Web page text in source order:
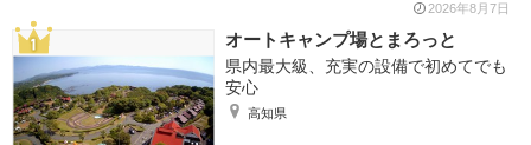
2026年8月7日
オートキャンプ場とまろっと
県内最大級、充実の設備で初めてでも
安心
高知県